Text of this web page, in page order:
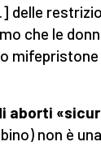
delle
che le
aborti
non è